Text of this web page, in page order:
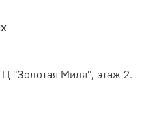
"Золотая Миля", этаж 2.